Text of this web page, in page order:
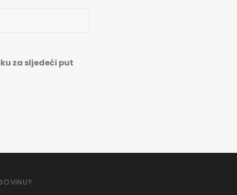
za sljedeći put